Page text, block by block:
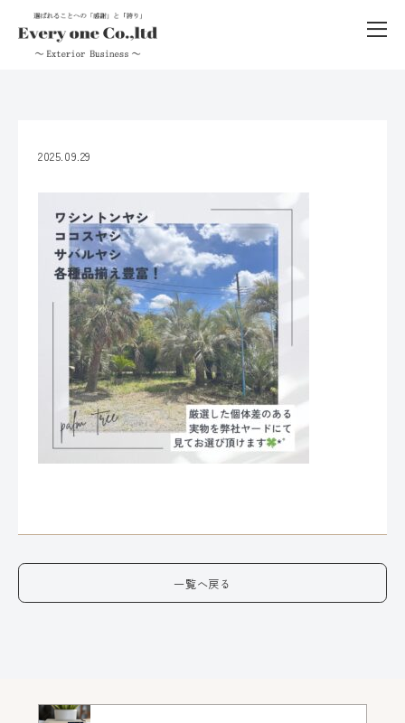
2025.09.29
一覧へ戻る